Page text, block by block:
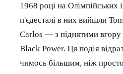
1968 році на Олімпійських
п'єдесталі в них вийшли
Carlos — з піднятими вгору
Black Power. Ця подія
чимось більшим, ніж